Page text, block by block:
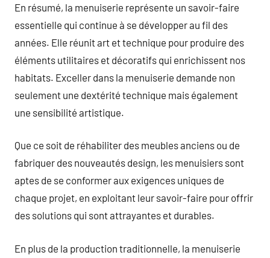
En résumé, la menuiserie représente un savoir-faire
essentielle qui continue à se développer au fil des
années. Elle réunit art et technique pour produire des
éléments utilitaires et décoratifs qui enrichissent nos
habitats. Exceller dans la menuiserie demande non
seulement une dextérité technique mais également
une sensibilité artistique.
Que ce soit de réhabiliter des meubles anciens ou de
fabriquer des nouveautés design, les menuisiers sont
aptes de se conformer aux exigences uniques de
chaque projet, en exploitant leur savoir-faire pour offrir
des solutions qui sont attrayantes et durables.
En plus de la production traditionnelle, la menuiserie